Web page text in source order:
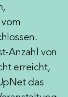
Anzahl von
erreicht,
das